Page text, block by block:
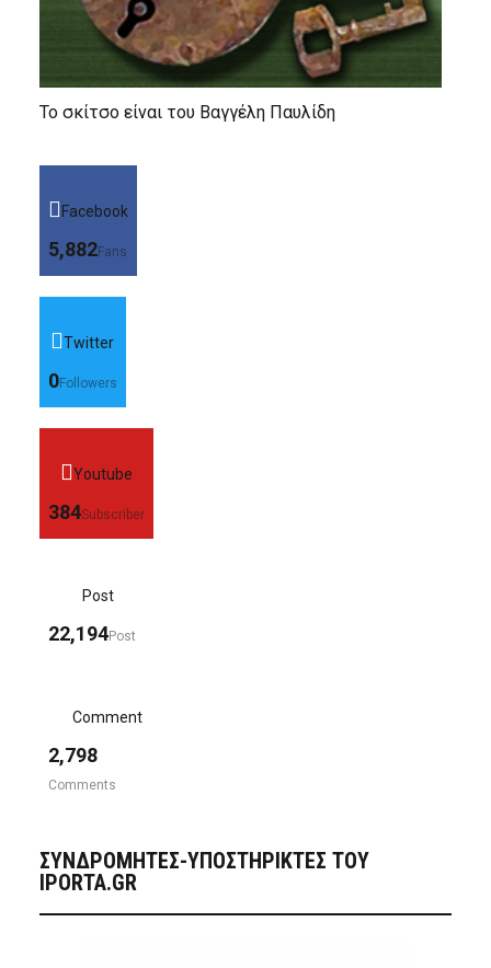
Το σκίτσο είναι του Βαγγέλη Παυλίδη
Facebook
5,882Fans
Twitter
0Followers
Youtube
384Subscriber
Post
22,194Post
Comment
2,798
Comments
ΣΥΝΔΡΟΜΗΤΈΣ-ΥΠΟΣΤΗΡΙΚΤΈΣ ΤΟΥ
IPORTA.GR